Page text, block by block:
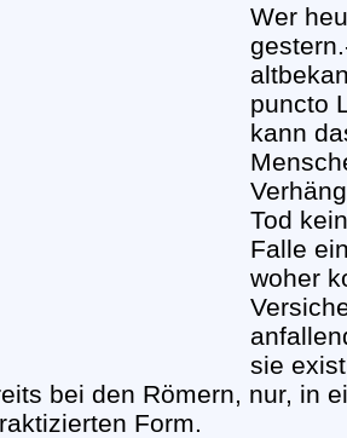
Wer
puncto
kann
Tod
Falle
woher
sie
bei den Römern, nur, in
Form.